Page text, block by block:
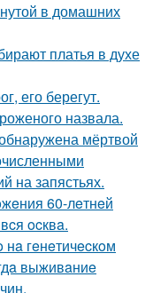
в домашних
платья в духе
его берегут.
назвала.
мёртвой
на запястьях.
60-лeтнeй
ocквa.
нa гeнeтичecкoм
выживaниe